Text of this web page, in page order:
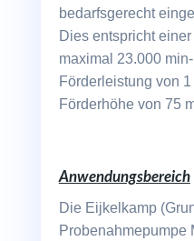
bedarfsgerecht
Dies entspricht
maximal 23.000
Förderleistung von
Förderhöhe von 75
Anwendungsbereich
Die Eijkelkamp
Probenahmepumpe